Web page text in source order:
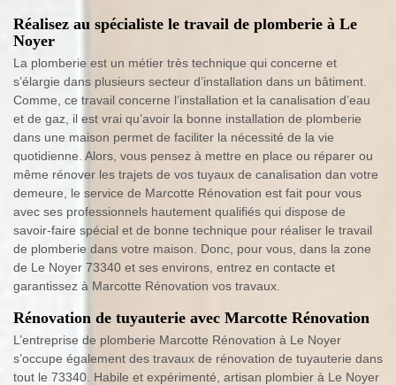
Réalisez au spécialiste le travail de plomberie à Le
Noyer
La plomberie est un métier très technique qui concerne et
s’élargie dans plusieurs secteur d’installation dans un bâtiment.
Comme, ce travail concerne l’installation et la canalisation d’eau
et de gaz, il est vrai qu’avoir la bonne installation de plomberie
dans une maison permet de faciliter la nécessité de la vie
quotidienne. Alors, vous pensez à mettre en place ou réparer ou
même rénover les trajets de vos tuyaux de canalisation dan votre
demeure, le service de Marcotte Rénovation est fait pour vous
avec ses professionnels hautement qualifiés qui dispose de
savoir-faire spécial et de bonne technique pour réaliser le travail
de plomberie dans votre maison. Donc, pour vous, dans la zone
de Le Noyer 73340 et ses environs, entrez en contacte et
garantissez à Marcotte Rénovation vos travaux.
Rénovation de tuyauterie avec Marcotte Rénovation
L’entreprise de plomberie Marcotte Rénovation à Le Noyer
s’occupe également des travaux de rénovation de tuyauterie dans
tout le 73340. Habile et expérimenté, artisan plombier à Le Noyer